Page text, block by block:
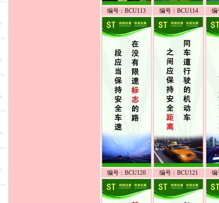
编号：BCU113 编号：BCU114 编
编号：BCU120 编号：BCU121 编